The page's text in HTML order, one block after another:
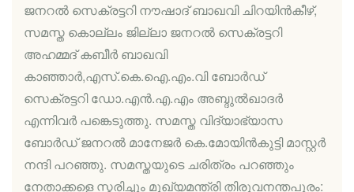
ജനറൽ സെക്രട്ടറി നൗഷാദ് ബാഖവി ചിറയിൻകീഴ്,
സമസ്ത കൊല്ലം ജില്ലാ ജനറൽ സെക്രട്ടറി
അഹമ്മദ് കബീർ ബാഖവി
കാഞ്ഞാർ,എസ്.കെ.ഐ.എം.വി ബോർഡ്
സെക്രട്ടറി ഡോ.എൻ.എ.എം അബ്ദുൽഖാദർ
എന്നിവർ പങ്കെടുത്തു. സമസ്ത വിദ്യാഭ്യാസ
ബോർഡ് ജനറൽ മാനേജർ കെ.മോയിൻകുട്ടി മാസ്റ്റർ
നന്ദി പറഞ്ഞു. സമസ്തയുടെ ചരിത്രം പറഞ്ഞും
നേതാക്കളെ സ്മരിച്ചും മുഖ്യമന്ത്രി തിരുവനന്തപുരം: